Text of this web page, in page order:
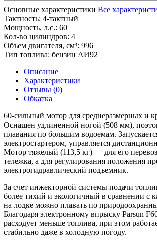
Основные характеристики Все
Тактность: 4-тактный
Мощность, л.с.: 60
Кол-во цилиндров: 4
Объем двигателя, см³: 996
Тип топлива: бензин АИ92
Описание
Характеристики
Отзывы (0)
Обкатка
60-сильный мотор для среднеразмерных и
Оснащен удлиненной ногой (508 мм),
плавания по большим водоемам.
электростартером, управляется
Мотор тяжелый (113,5 кг) — для его
тележка, а для регулирования положения
электрогидравлический подъемник.
За счет инжекторной системы подачи
более тихий и экологичный в сравнении
на лодке можно плавать по
Благодаря электронному впрыску Parsun
расходует меньше топлива, при этом
стабильно даже в холодную погоду.